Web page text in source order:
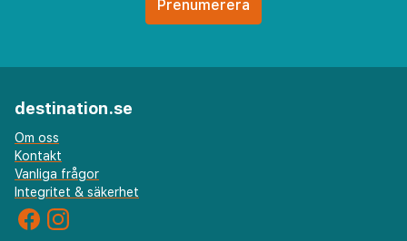
destination.se
Om oss
Kontakt
Vanliga frågor
Integritet & säkerhet